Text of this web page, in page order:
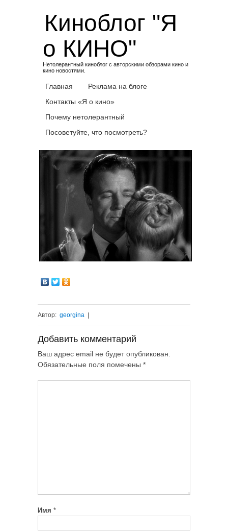
Киноблог "Я
о КИНО"
Нетолерантный киноблог с авторскими обзорами кино и
кино новостями.
Главная
Реклама на блоге
Контакты «Я о кино»
Почему нетолерантный
Посоветуйте, что посмотреть?
Автор: georgina
Добавить комментарий
Ваш адрес email не будет опубликован.
Обязательные поля помечены *
Имя *